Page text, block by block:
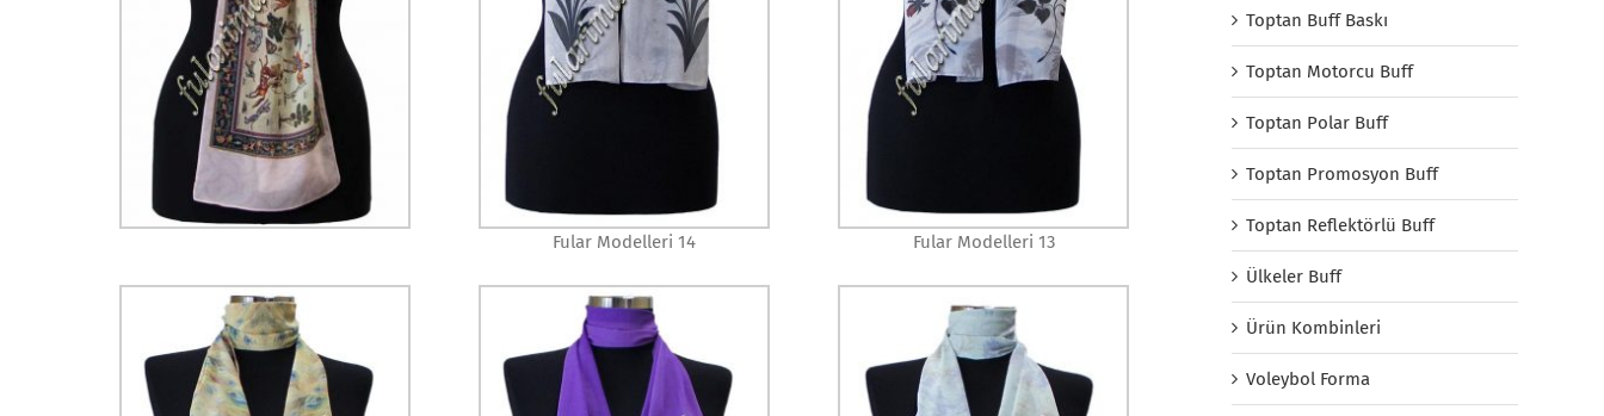
Fular Modelleri 14 Fular Modelleri 13
Toptan Buff Baskı
Toptan Motorcu Buff
Toptan Polar Buff
Toptan Promosyon Buff
Toptan Reflektörlü Buff
Ülkeler Buff
Ürün Kombinleri
Voleybol Forma